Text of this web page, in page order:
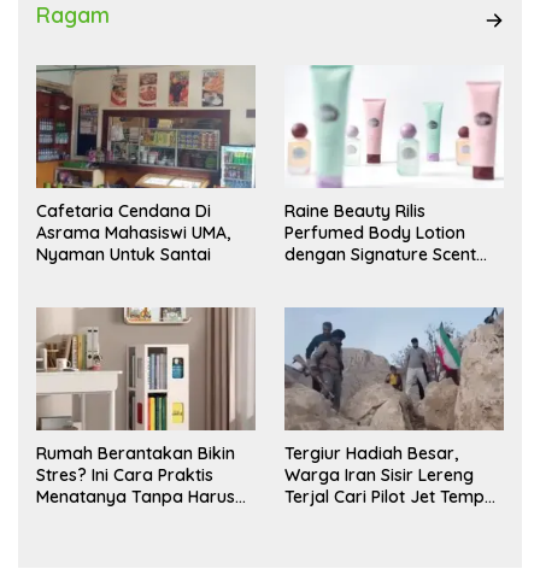
Ragam
Cafetaria Cendana Di
Asrama Mahasiswi UMA,
Nyaman Untuk Santai
Raine Beauty Rilis
Perfumed Body Lotion
dengan Signature Scent
Rumah Berantakan Bikin
Stres? Ini Cara Praktis
Menatanya Tanpa Harus
Tergiur Hadiah Besar,
Warga Iran Sisir Lereng
Terjal Cari Pilot Jet Tempur